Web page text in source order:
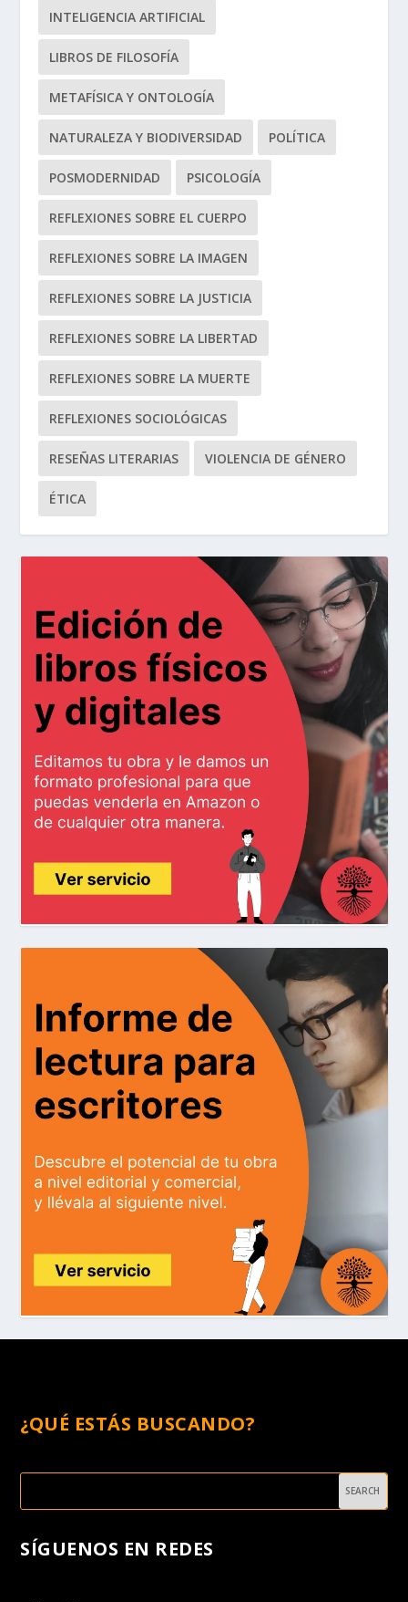
INTELIGENCIA ARTIFICIAL
LIBROS DE FILOSOFÍA
METAFÍSICA Y ONTOLOGÍA
NATURALEZA Y BIODIVERSIDAD POLÍTICA
POSMODERNIDAD PSICOLOGÍA
REFLEXIONES SOBRE EL CUERPO
REFLEXIONES SOBRE LA IMAGEN
REFLEXIONES SOBRE LA JUSTICIA
REFLEXIONES SOBRE LA LIBERTAD
REFLEXIONES SOBRE LA MUERTE
REFLEXIONES SOCIOLÓGICAS
RESEÑAS LITERARIAS VIOLENCIA DE GÉNERO
ÉTICA
¿QUÉ ESTÁS BUSCANDO?
SÍGUENOS EN REDES